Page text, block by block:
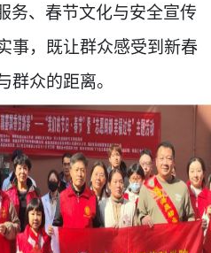
务、 春节文化与安全宣传
事，
既让群众感受到新春
群众的距离。